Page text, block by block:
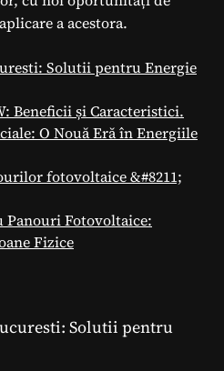
a acestora.
Solutii pentru Energie
Beneficii și Caracteristici.
O Nouă Eră în Energiile
fotovoltaice &#8211;
Fotovoltaice:
Fizice
Solutii pentru